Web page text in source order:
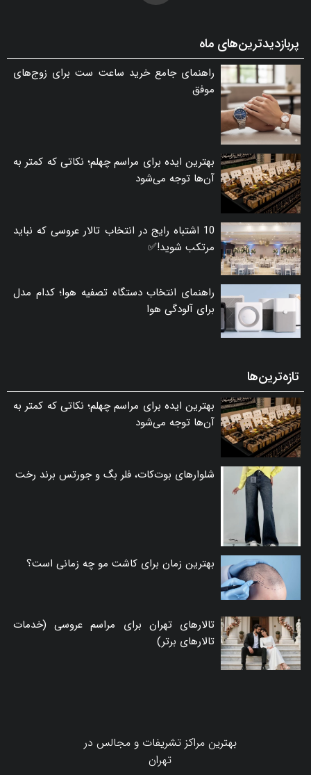
پربازدیدترین‌های ماه
راهنمای جامع خرید ساعت ست برای زوج‌های
موفق
بهترین ایده برای مراسم چهلم؛ نکاتی که کمتر به
آن‌ها توجه می‌شود
10 اشتباه رایج در انتخاب تالار عروسی که نباید
مرتکب شوید!✅
راهنمای انتخاب دستگاه تصفیه هوا؛ کدام مدل
برای آلودگی هوا
تازه‌ترین‌ها
بهترین ایده برای مراسم چهلم؛ نکاتی که کمتر به
آن‌ها توجه می‌شود
شلوارهای بوت‌کات، فلر بگ و جورتس برند رخت
بهترین زمان برای کاشت مو چه زمانی است؟
تالارهای تهران برای مراسم عروسی (خدمات
تالارهای برتر)
بهترین مراکز تشریفات و مجالس در
تهران